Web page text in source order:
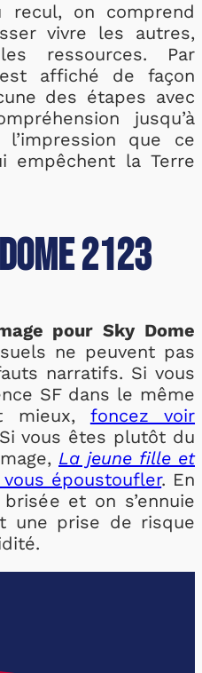
recul, on comprend
vivre les autres,
ressources. Par
affiché de façon
des étapes avec
jusqu’à
l’impression que ce
empêchent la Terre
2123
pour Sky Dome
ne peuvent pas
narratifs. Si vous
SF dans le même
mieux, foncez voir
vous êtes plutôt du
La jeune fille et
vous époustoufler. En
et on s’ennuie
une prise de risque